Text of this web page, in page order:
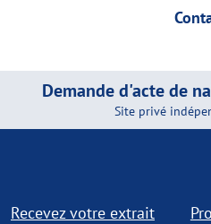
Demande d'acte de
Site privé
Recevez votre extrait